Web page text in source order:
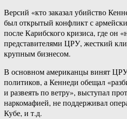
Версий «кто заказал убийство
был открытый конфликт с
после Карибского кризиса, где он
представителями ЦРУ, жесткий
крупным бизнесом.
В основном американцы винят
политиков, а Кеннеди обещал
и развеять по ветру», выступал
наркомафией, не поддерживал
Кубе, и т.д.